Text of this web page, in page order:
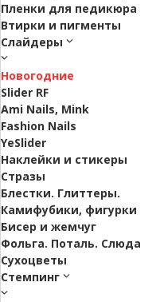
Пленки для педикюра
Втирки и пигменты
Слайдеры
Новогодние
Slider RF
Ami Nails, Mink
Fashion Nails
YeSlider
Наклейки и стикеры
Стразы
Блестки. Глиттеры.
Камифубики, фигурки
Бисер и жемчуг
Фольга. Поталь. Слюда
Сухоцветы
Стемпинг